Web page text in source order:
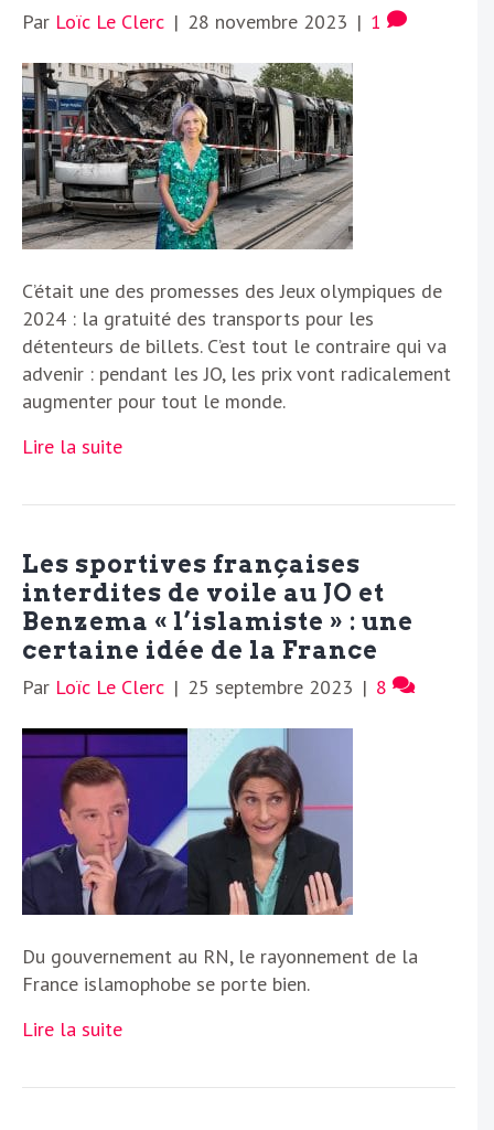
Par Loïc Le Clerc | 28 novembre 2023 | 1
C’était une des promesses des Jeux olympiques de
2024 : la gratuité des transports pour les
détenteurs de billets. C’est tout le contraire qui va
advenir : pendant les JO, les prix vont radicalement
augmenter pour tout le monde.
Lire la suite
Les sportives françaises
interdites de voile au JO et
Benzema « l’islamiste » : une
certaine idée de la France
Par Loïc Le Clerc | 25 septembre 2023 | 8
Du gouvernement au RN, le rayonnement de la
France islamophobe se porte bien.
Lire la suite